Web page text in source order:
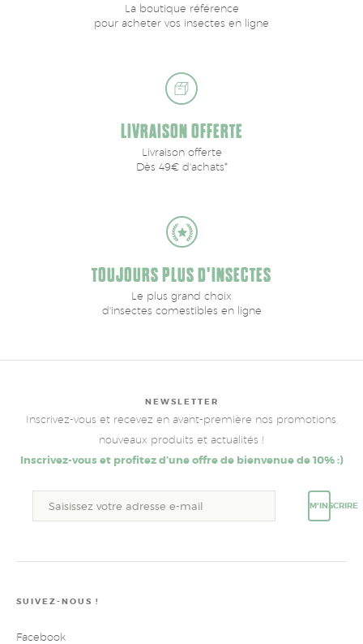
La boutique référence
pour acheter vos insectes en ligne
LIVRAISON OFFERTE
Livraison offerte
Dès 49€ d'achats*
TOUJOURS PLUS D'INSECTES
Le plus grand choix
d'insectes comestibles en ligne
NEWSLETTER
Inscrivez-vous et recevez en avant-première nos promotions,
nouveaux produits et actualités !
Inscrivez-vous et profitez d’une offre de bienvenue de 10% :)
M'INSCRIRE
SUIVEZ-NOUS !
Facebook